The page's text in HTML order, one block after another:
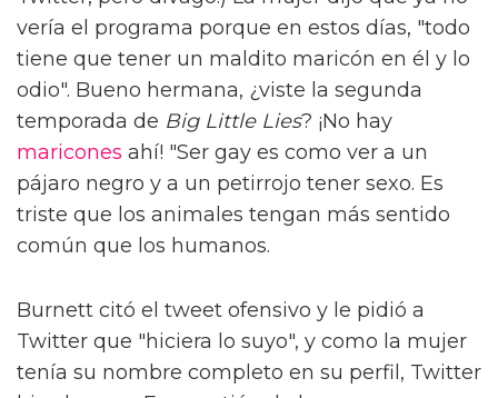
vería el programa porque en estos días, "todo
tiene que tener un maldito maricón en él y lo
odio". Bueno hermana, ¿viste la segunda
temporada de Big Little Lies? ¡No hay
maricones ahí! "Ser gay es como ver a un
pájaro negro y a un petirrojo tener sexo. Es
triste que los animales tengan más sentido
común que los humanos.
Burnett citó el tweet ofensivo y le pidió a
Twitter que "hiciera lo suyo", y como la mujer
tenía su nombre completo en su perfil, Twitter